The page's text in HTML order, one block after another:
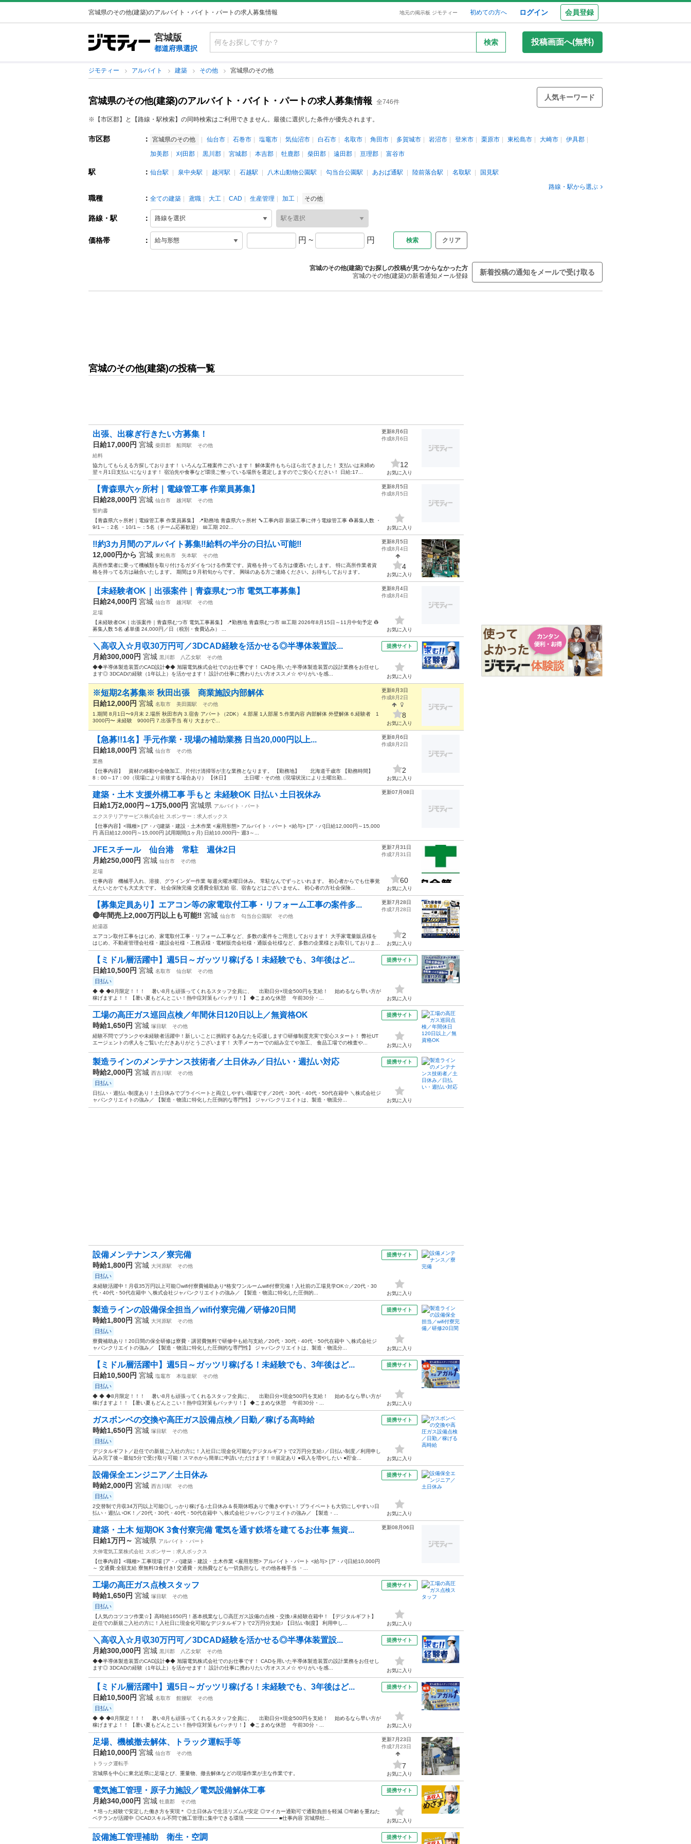
宮城県のその他(建築)のアルバイト・バイト・パートの求人募集情報 地元の掲示板 ジモティー 初めての方へ ログイン 会員登録
宮城版
都道府県選択
検索 投稿画面へ(無料)
ジモティー アルバイト 建築 その他 宮城県のその他
宮城県のその他(建築)のアルバイト・バイト・パートの求人募集情報 全746件
人気キーワード
※【市区郡】と【路線・駅検索】の同時検索はご利用できません。最後に選択した条件が優先されます。
市区郡 ： 宮城県のその他 仙台市 石巻市 塩竈市 気仙沼市 白石市 名取市 角田市 多賀城市 岩沼市 登米市 栗原市 東松島市 大崎市
伊具郡
加美郡
刈田郡 黒川郡 宮城郡 本吉郡 牡鹿郡 柴田郡 遠田郡 亘理郡 富谷市
駅 ： 仙台駅 泉中央駅 越河駅 石越駅 八木山動物公園駅 勾当台公園駅 あおば通駅 陸前落合駅 名取駅
国見駅
路線・駅から選ぶ
職種 ： 全ての建築 鳶職 大工 CAD 生産管理 加工 その他
路線・駅 ：
価格帯 ： 円 ~ 円 クリア
宮城のその他(建築)でお探しの投稿が見つからなかった方
宮城のその他(建築)の新着通知メール登録
新着投稿の通知をメールで受け取る
宮城のその他(建築)の投稿一覧
出張、出稼ぎ行きたい方募集！
日給17,000円 宮城 柴田郡 船岡駅
その他
給料
協力してもらえる方探しております！ いろんな工種案件ございます！ 解体案件もちらほら出てきました！ 支払いは末締め
翌々月1日支払いになります！ 宿泊先や食事など環境ご整っている場所を選定しますのでご安心ください！ 日給:17...
更新8月6日
作成8月6日
12
お気に入り
【青森県六ヶ所村｜電線管工事 作業員募集】
日給28,000円 宮城 仙台市 越河駅
その他
誓約書
【青森県六ヶ所村｜電線管工事 作業員募集】 📍勤務地 青森県六ヶ所村 🔧工事内容 新築工事に伴う電線管工事 👷募集人数 ・
9/1～：2名 ・10/1～：5名（チーム応募歓迎） 📅工期 202...
更新8月5日
作成8月5日
お気に入り
‼️約3カ月間のアルバイト募集‼️給料の半分の日払い可能‼️
12,000円から 宮城 東松島市 矢本駅
その他
高所作業者に乗って機械類を取り付けるガダイをつける作業です。資格を持ってる方は優遇いたします。 特に高所作業者資
格を持ってる方は融合いたします。 期間は９月初旬からです。 興味のある方ご連絡ください。お待ちしております。
更新8月5日
作成8月4日
4
お気に入り
【未経験者OK｜出張案件｜青森県むつ市 電気工事募集】
日給24,000円 宮城 仙台市 越河駅
その他
足場
【未経験者OK｜出張案件｜青森県むつ市 電気工事募集】 📍勤務地 青森県むつ市 📅工期 2026年8月15日～11月中旬予定 👷
募集人数 5名 💰単価 24,000円／日（税別・食費込み） ...
更新8月4日
作成8月4日
お気に入り
＼高収入☆月収30万円可／3DCAD経験を活かせる◎半導体装置設...
月給300,000円 宮城 黒川郡 八乙女駅
その他
◆◆半導体製造装置のCAD設計◆◆ 旭陽電気株式会社でのお仕事です！ CADを用いた半導体製造装置の設計業務をお任せし
ます◎ 3DCADの経験（1年以上）を活かせます！ 設計の仕事に携わりたい方オススメ☆ やりがいを感...
提携サイト
お気に入り
※短期2名募集※ 秋田出張 商業施設内部解体
日給12,000円 宮城 名取市 美田園駅
その他
1.期間 8月1日〜9月末 2.場所 秋田市内 3.宿舎 アパート（2DK） 4.部屋 1人部屋 5.作業内容 内部解体 外壁解体 6.経験者 1
3000円〜 未経験 9000円 7.出張手当 有り 大まかで...
更新8月3日
作成8月2日
8
お気に入り
【急募!!1名】手元作業・現場の補助業務 日当20,000円以上...
日給18,000円 宮城 仙台市
その他
業務
【仕事内容】 資材の移動や金物加工、片付け清掃等が主な業務となります。 【勤務地】 北海道千歳市 【勤務時間】
8：00～17：00（現場により前後する場合あり） 【休日】 土日曜・その他（現場状況により土曜出勤...
更新8月6日
作成8月2日
2
お気に入り
建築・土木 支援外構工事 手もと 未経験OK 日払い 土日祝休み
日給1万2,000円～1万5,000円 宮城県 アルバイト・パート
エクステリアサービス株式会社 スポンサー：求人ボックス
【仕事内容】<職種> [ア・パ]建築・建設・土木作業 <雇用形態> アルバイト・パート <給与> [ア・パ]日給12,000円～15,000
円 高日給12,000円～15,000円 試用期間(1ヶ月) 日給10,000円~ 週3～...
更新07月08日
JFEスチール 仙台港 常駐 週休2日
月給250,000円 宮城 仙台市
その他
足場
仕事内容 機械手入れ、溶接、グラインダー作業 毎週火曜水曜日休み。 常駐なんでずっといれます。 初心者からでも仕事覚
えたいとかでも大丈夫です。 社会保険完備 交通費全額支給 宿、宿舎などはございません。 初心者の方社会保険...
更新7月31日
作成7月31日
60
お気に入り
【募集定員あり】エアコン等の家電取付工事・リフォーム工事の案件多...
🔴年間売上2,000万円以上も可能‼️ 宮城 仙台市 勾当台公園駅
その他
給湯器
エアコン取付工事をはじめ、家電取付工事・リフォーム工事など、多数の案件をご用意しております！ 大手家電量販店様を
はじめ、不動産管理会社様・建設会社様・工務店様・電材販売会社様・通販会社様など、多数の企業様とお取引しておりま...
更新7月28日
作成7月28日
2
お気に入り
【ミドル層活躍中】週5日～ガッツリ稼げる！未経験でも、3年後はど...
日給10,500円 宮城 名取市 仙台駅 その他
日払い
◆ ◆ ◆8月限定！！！ 暑い8月も頑張ってくれるスタッフ全員に、 出勤日分×現金500円を支給！ 始めるなら早い方が
稼げますよ！！ 【暑い夏もどんとこい！熱中症対策もバッチリ！】 ◆こまめな休憩 午前30分・...
提携サイト
お気に入り
工場の高圧ガス巡回点検／年間休日120日以上／無資格OK
時給1,650円 宮城 塚目駅
その他
経験不問でブランクや未経験者活躍中！新しいことに挑戦するあなたを応援します◎研修制度充実で安心スタート！ 弊社UT
エージェントの求人をご覧いただきありがとうございます！ 大手メーカーでの組み立てや加工、 食品工場での検査や...
提携サイト
お気に入り
製造ラインのメンテナンス技術者／土日休み／日払い・週払い対応
時給2,000円 宮城 西古川駅 その他
日払い
日払い・週払い制度あり！土日休みでプライベートと両立しやすい職場です／20代・30代・40代・50代在籍中 ＼株式会社ジ
ャパンクリエイトの強み／ 【製造・物流に特化した圧倒的な専門性】 ジャパンクリエイトは、製造・物流分...
提携サイト
お気に入り
設備メンテナンス／寮完備
時給1,800円 宮城 大河原駅 その他
日払い
未経験活躍中！月収35万円以上可能◎wifi付寮費補助あり*格安ワンルームwifi付寮完備！入社前の工場見学OK☆／20代・30
代・40代・50代在籍中 ＼株式会社ジャパンクリエイトの強み／ 【製造・物流に特化した圧倒的...
提携サイト
お気に入り
製造ラインの設備保全担当／wifi付寮完備／研修20日間
時給1,800円 宮城 大河原駅 その他
日払い
寮費補助あり！20日間の保全研修は寮費・講習費無料で研修中も給与支給／20代・30代・40代・50代在籍中 ＼株式会社ジ
ャパンクリエイトの強み／ 【製造・物流に特化した圧倒的な専門性】 ジャパンクリエイトは、製造・物流分...
提携サイト
お気に入り
【ミドル層活躍中】週5日～ガッツリ稼げる！未経験でも、3年後はど...
日給10,500円 宮城 塩竈市 本塩釜駅 その他
日払い
◆ ◆ ◆8月限定！！！ 暑い8月も頑張ってくれるスタッフ全員に、 出勤日分×現金500円を支給！ 始めるなら早い方が
稼げますよ！！ 【暑い夏もどんとこい！熱中症対策もバッチリ！】 ◆こまめな休憩 午前30分・...
提携サイト
お気に入り
ガスボンベの交換や高圧ガス設備点検／日勤／稼げる高時給
時給1,650円 宮城 塚目駅 その他
日払い
デジタルギフト／赴任での新規ご入社の方に！入社日に現金化可能なデジタルギフトで2万円分支給♪／日払い制度／利用申し
込み完了後～最短5分で受け取り可能！スマホから簡単に申請いただけます！※規定あり ●収入を増やしたい ●貯金...
提携サイト
お気に入り
設備保全エンジニア／土日休み
時給2,000円 宮城 西古川駅 その他
日払い
2交替制で月収34万円以上可能◎しっかり稼げる♪土日休み＆長期休暇ありで働きやすい！プライベートも大切にしやすい♪日
払い・週払いOK！／20代・30代・40代・50代在籍中 ＼株式会社ジャパンクリエイトの強み／ 【製造・...
提携サイト
お気に入り
建築・土木 短期OK 3食付寮完備 電気を通す鉄塔を建てるお仕事 無資...
日給1万円～ 宮城県 アルバイト・パート
大伸電気工業株式会社 スポンサー：求人ボックス
【仕事内容】<職種> 工事現場 [ア・パ]建築・建設・土木作業 <雇用形態> アルバイト・パート <給与> [ア・パ]日給10,000円
～ 交通費:全額支給 寮無料!3食付き! 交通費・光熱費なども一切負担なし その他各種手当 ・...
更新08月06日
工場の高圧ガス点検スタッフ
時給1,650円 宮城 塚目駅 その他
日払い
【人気のコツコツ作業☆】高時給1650円！基本残業なし◎高圧ガス設備の点検・交換♪未経験在籍中！ 【デジタルギフト】
赴任での新規ご入社の方に！入社日に現金化可能なデジタルギフトで2万円分支給♪ 【日払い制度】 利用申し...
提携サイト
お気に入り
＼高収入☆月収30万円可／3DCAD経験を活かせる◎半導体装置設...
月給300,000円 宮城 黒川郡 八乙女駅
その他
◆◆半導体製造装置のCAD設計◆◆ 旭陽電気株式会社でのお仕事です！ CADを用いた半導体製造装置の設計業務をお任せし
ます◎ 3DCADの経験（1年以上）を活かせます！ 設計の仕事に携わりたい方オススメ☆ やりがいを感...
提携サイト
お気に入り
【ミドル層活躍中】週5日～ガッツリ稼げる！未経験でも、3年後はど...
日給10,500円 宮城 名取市 館腰駅 その他
日払い
◆ ◆ ◆8月限定！！！ 暑い8月も頑張ってくれるスタッフ全員に、 出勤日分×現金500円を支給！ 始めるなら早い方が
稼げますよ！！ 【暑い夏もどんとこい！熱中症対策もバッチリ！】 ◆こまめな休憩 午前30分・...
提携サイト
お気に入り
足場、機械撤去解体、トラック運転手等
日給10,000円 宮城 仙台市
その他
トラック運転手
宮城県を中心に東北近県に足場とび、重量物、撤去解体などの現場作業が主な作業です。
更新7月23日
作成7月23日
7
お気に入り
電気施工管理・原子力施設／電気設備解体工事
月給340,000円 宮城 牡鹿郡
その他
＊培った経験で安定した働き方を実現＊ ◎土日休みで生活リズムが安定 ◎マイカー通勤可で通勤負担を軽減 ◎年齢を重ねた
ベテランが活躍中 ◎CADスキル不問で施工管理に集中できる環境 ───────── ■仕事内容 宮城県牡...
提携サイト
お気に入り
設備施工管理補助 衛生・空調 提携サイト